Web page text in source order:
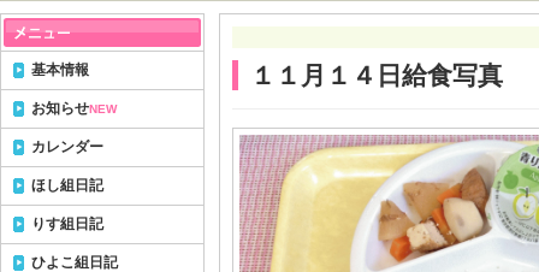
１１月１４日給食写真
基本情報
お知らせNEW
カレンダー
ほし組日記
りす組日記
ひよこ組日記